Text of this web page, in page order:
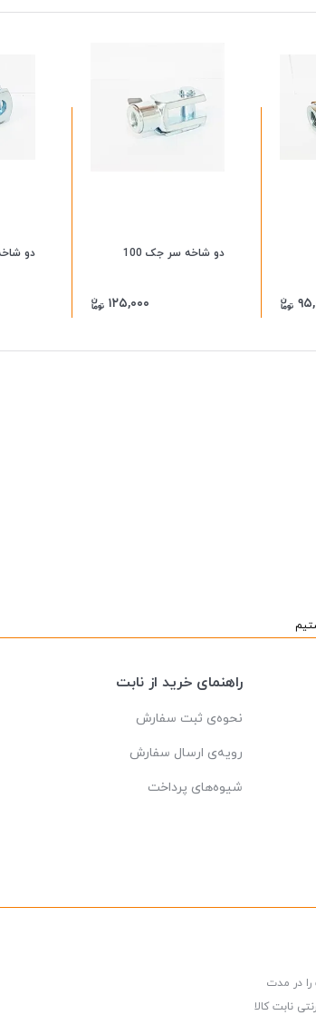
دو شاخه سر جک 100
۱۲۵,۰۰۰
دو
راهنمای خرید از نابت
نحوه‌ی ثبت سفارش
رویه‌ی ارسال سفارش
شیوه‌های پرداخت
را در مدت
نابت کالا